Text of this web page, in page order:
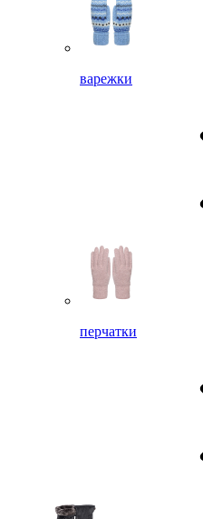
варежки
перчатки